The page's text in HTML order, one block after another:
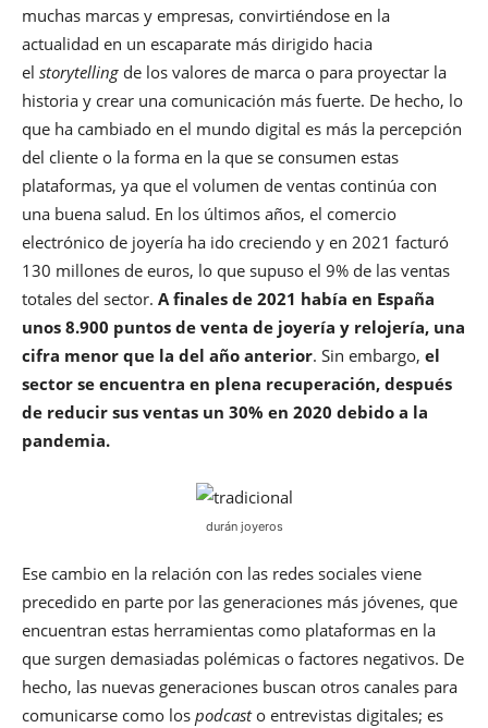
muchas marcas y empresas, convirtiéndose en la
actualidad en un escaparate más dirigido hacia
el storytelling de los valores de marca o para proyectar la
historia y crear una comunicación más fuerte. De hecho, lo
que ha cambiado en el mundo digital es más la percepción
del cliente o la forma en la que se consumen estas
plataformas, ya que el volumen de ventas continúa con
una buena salud. En los últimos años, el comercio
electrónico de joyería ha ido creciendo y en 2021 facturó
130 millones de euros, lo que supuso el 9% de las ventas
totales del sector. A finales de 2021 había en España
unos 8.900 puntos de venta de joyería y relojería, una
cifra menor que la del año anterior. Sin embargo, el
sector se encuentra en plena recuperación, después
de reducir sus ventas un 30% en 2020 debido a la
pandemia.
durán joyeros
Ese cambio en la relación con las redes sociales viene
precedido en parte por las generaciones más jóvenes, que
encuentran estas herramientas como plataformas en la
que surgen demasiadas polémicas o factores negativos. De
hecho, las nuevas generaciones buscan otros canales para
comunicarse como los podcasto entrevistas digitales; es